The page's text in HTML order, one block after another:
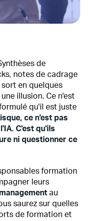
de
notes de cadrage
en quelques
illusion. Ce n'est
qu'il est juste
ce n'est pas
C'est qu'ils
ni questionner ce
formation
leurs
au
saurez sur quelles
de formation et